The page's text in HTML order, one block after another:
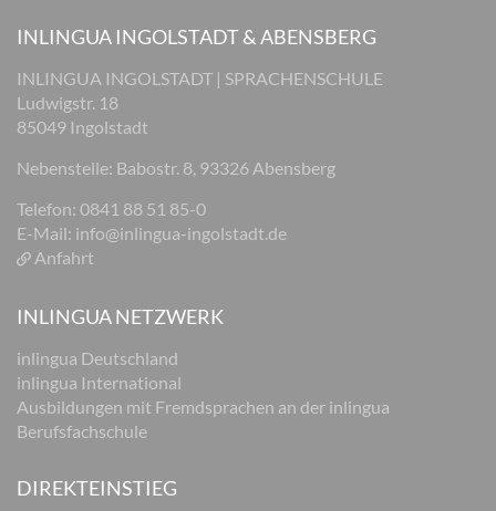
INLINGUA INGOLSTADT & ABENSBERG
INLINGUA INGOLSTADT | SPRACHENSCHULE
Ludwigstr. 18
85049 Ingolstadt
Nebenstelle: Babostr. 8, 93326 Abensberg
Telefon: 0841 88 51 85-0
E-Mail: info@inlingua-ingolstadt.de
Anfahrt
INLINGUA NETZWERK
inlingua Deutschland
inlingua International
Ausbildungen mit Fremdsprachen an der inlingua
Berufsfachschule
DIREKTEINSTIEG